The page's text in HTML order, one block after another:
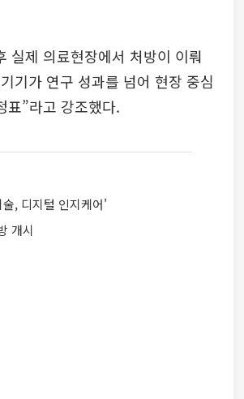
실제 의료현장에서 처방이 이뤄
기가 연구 성과를 넘어 현장 중심
표”라고 강조했다.
, 디지털 인지케어'
개시